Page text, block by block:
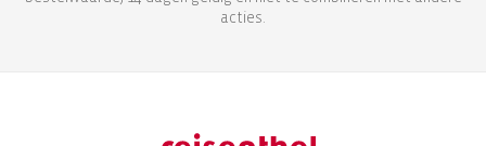
acties.